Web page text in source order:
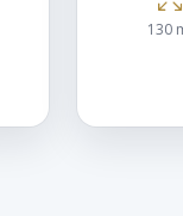
130